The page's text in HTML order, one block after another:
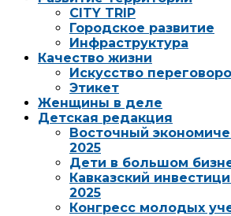
CITY TRIP
Городское развитие
Инфраструктура
Качество жизни
Искусство
Этикет
Женщины в деле
Детская редакция
Восточный
2025
Дети в большом
Кавказский
2025
Конгресс молодых